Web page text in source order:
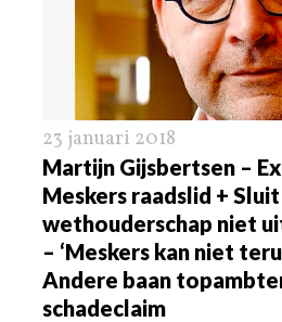
23 januari 2018
Martijn Gijsbertsen –
Meskers raadslid +
wethouderschap niet
– ‘Meskers kan niet
Andere baan
schadeclaim